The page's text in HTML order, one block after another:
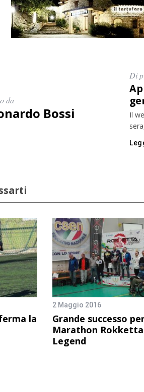
da
Bossi
Di
Il
la
2 Maggio 2016
Grande successo
Marathon Rokketta
Legend